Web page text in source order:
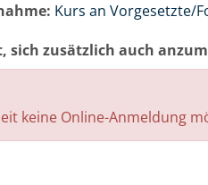
Kurs an Vorgesetzte/
sich zusätzlich auch
keine Online-Anmeldung